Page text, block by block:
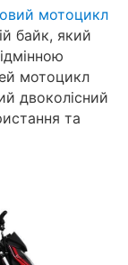
мотоцикл
байк, який
мотоцикл
двоколісний
та